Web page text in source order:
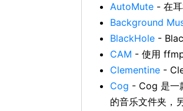
AutoMute - 在
Background
BlackHole -
CAM - 使用
Clementine -
Cog - Cog 是一
的音乐文件夹，